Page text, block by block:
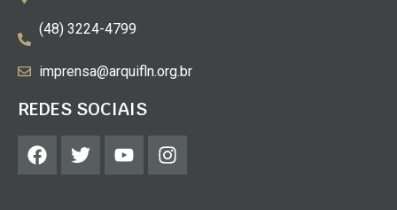
(48) 3224-4799
imprensa@arquifln.org.br
REDES SOCIAIS